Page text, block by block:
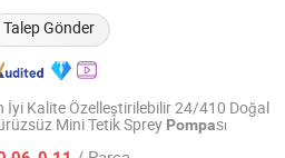
Talep Gönder
İyi Kalite Özelleştirilebilir 24/410 Doğal
Mini Tetik Sprey Pompası